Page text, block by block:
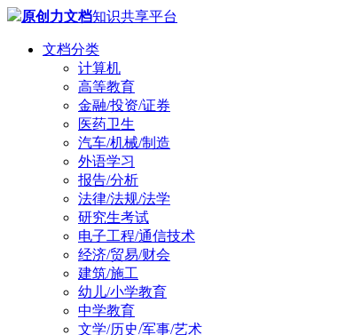
原创力文档知识共享平台
文档分类
计算机
高等教育
金融/投资/证券
医药卫生
汽车/机械/制造
外语学习
报告/分析
法律/法规/法学
研究生考试
电子工程/通信技术
经济/贸易/财会
建筑/施工
幼儿/小学教育
中学教育
文学/历史/军事/艺术